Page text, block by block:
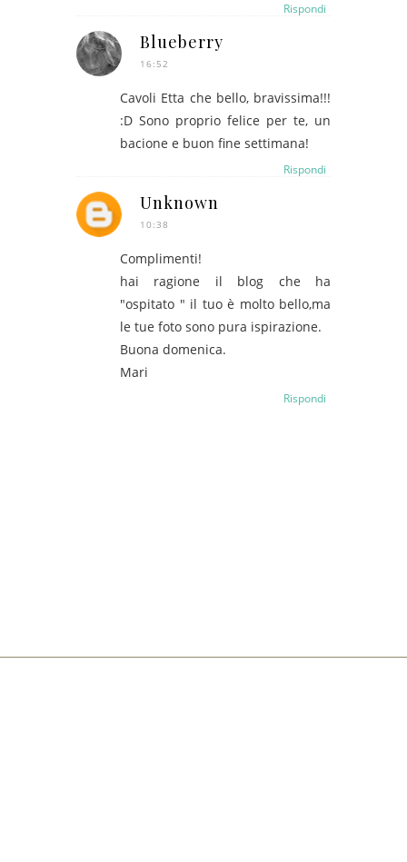
Rispondi
Blueberry
16:52
Cavoli Etta che bello, bravissima!!!
:D Sono proprio felice per te, un
bacione e buon fine settimana!
Rispondi
Unknown
10:38
Complimenti!
hai ragione il blog che ha
"ospitato " il tuo è molto bello,ma
le tue foto sono pura ispirazione.
Buona domenica.
Mari
Rispondi